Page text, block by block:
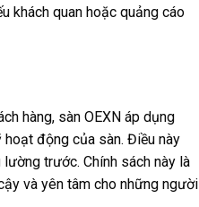
khách quan hoặc quảng cáo
hàng, sàn OEXN áp dụng
động của sàn. Điều này
trước. Chính sách này là
và yên tâm cho những người